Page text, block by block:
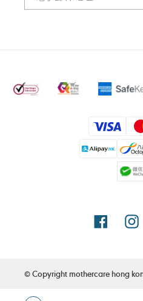
付
款
方
式
Facebook
© Copyright mothercare hong